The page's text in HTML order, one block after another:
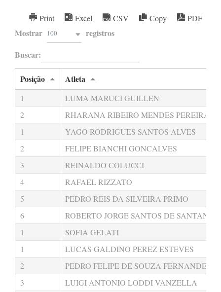
Print Excel CSV Copy PDF
Mostrar 100
registros
Buscar:
Posição Atleta
1
LUMA MARUCI GUILLEN
2
RHARANA RIBEIRO MENDES PEREIRA
1
YAGO RODRIGUES SANTOS ALVES
2
FELIPE BIANCHI GONCALVES
3
REINALDO COLUCCI
4
RAFAEL RIZZATO
5
PEDRO REIS DA SILVEIRA PRIMO
6
ROBERTO JORGE SANTOS DE SANTANA
1
SOFIA GELATI
1
LUCAS GALDINO PEREZ ESTEVES
2
PEDRO FELIPE DE SOUZA FERNANDES
3
LUIGI ANTONIO LODDI VANZELLA